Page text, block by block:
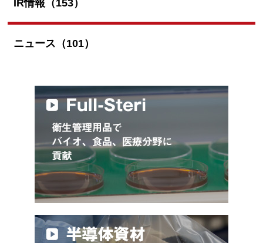
IR情報（153）
ニュース（101）